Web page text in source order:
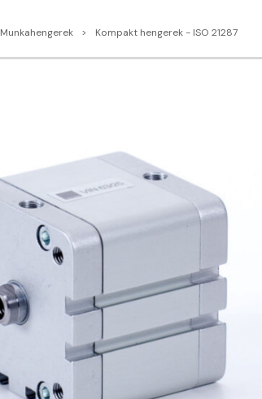
Munkahengerek Kompakt hengerek - ISO 21287